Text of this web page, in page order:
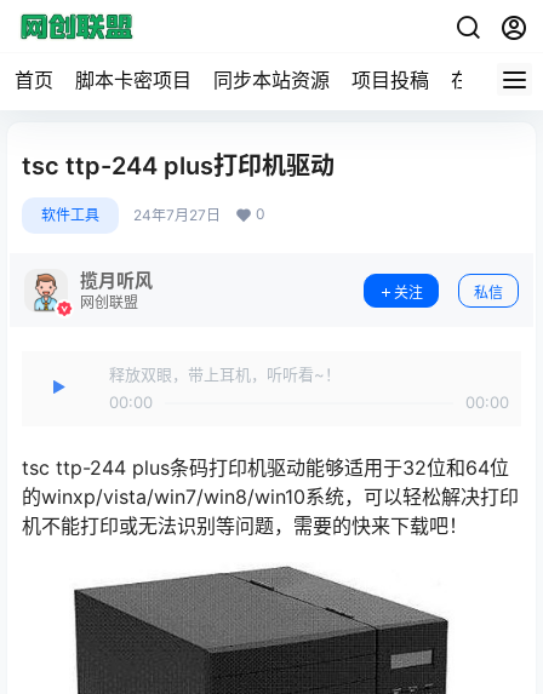
首页 脚本卡密项目 同步本站资源 项目投稿 在线工具
tsc ttp-244 plus打印机驱动
软件工具 24年7月27日 0
揽月听风
网创联盟
关注 私信
释放双眼，带上耳机，听听看~！
00:00
00:00
tsc ttp-244 plus条码打印机驱动能够适用于32位和64位
的winxp/vista/win7/win8/win10系统，可以轻松解决打印
机不能打印或无法识别等问题，需要的快来下载吧！